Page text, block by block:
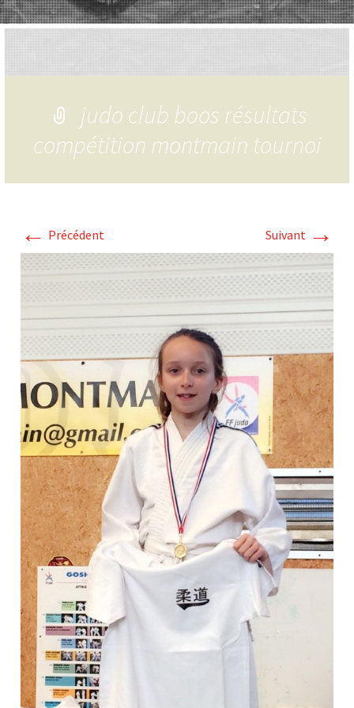
judo club boos résultats
compétition montmain tournoi
← Précédent Suivant →